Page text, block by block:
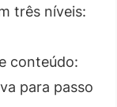
três níveis:
conteúdo:
para passo